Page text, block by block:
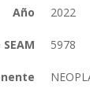
Año 2022
5978